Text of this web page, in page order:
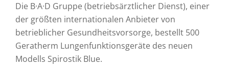
Die B·A·D Gruppe (betriebsärztlicher Dienst), einer
der größten internationalen Anbieter von
betrieblicher Gesundheitsvorsorge, bestellt 500
Geratherm Lungenfunktionsgeräte des neuen
Modells Spirostik Blue.